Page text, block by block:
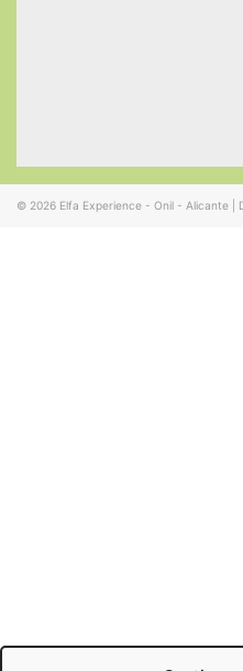
© 2026 Elfa Experience - Onil - Alicante